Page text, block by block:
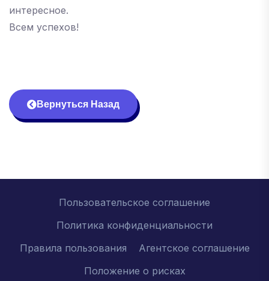
интересное.
Всем успехов!
Вернуться Назад
Пользовательское соглашение
Политика конфиденциальности
Правила пользования
Агентское соглашение
Положение о рисках